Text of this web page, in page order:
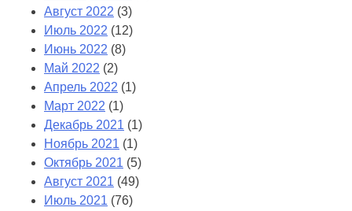
Август 2022 (3)
Июль 2022 (12)
Июнь 2022 (8)
Май 2022 (2)
Апрель 2022 (1)
Март 2022 (1)
Декабрь 2021 (1)
Ноябрь 2021 (1)
Октябрь 2021 (5)
Август 2021 (49)
Июль 2021 (76)